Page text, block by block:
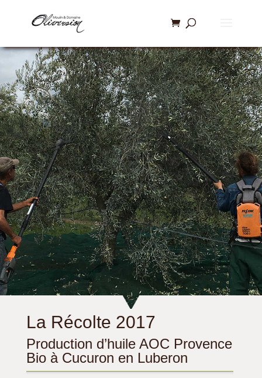
La Récolte 2017
Production d’huile AOC Provence
Bio à Cucuron en Luberon